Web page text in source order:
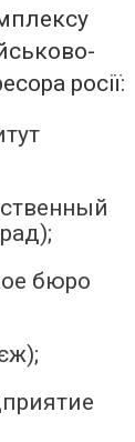
росії:
бюро